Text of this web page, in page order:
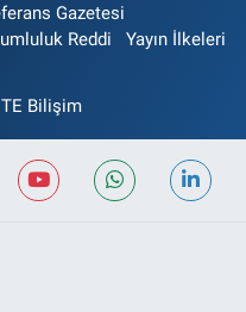
Gazetesi
Reddi Yayın İlkeleri
TE Bilişim